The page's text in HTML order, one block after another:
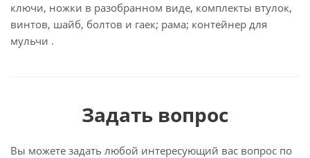
ключи, ножки в разобранном виде, комплекты втулок,
винтов, шайб, болтов и гаек; рама; контейнер для
мульчи .
Задать вопрос
Вы можете задать любой интересующий вас вопрос по